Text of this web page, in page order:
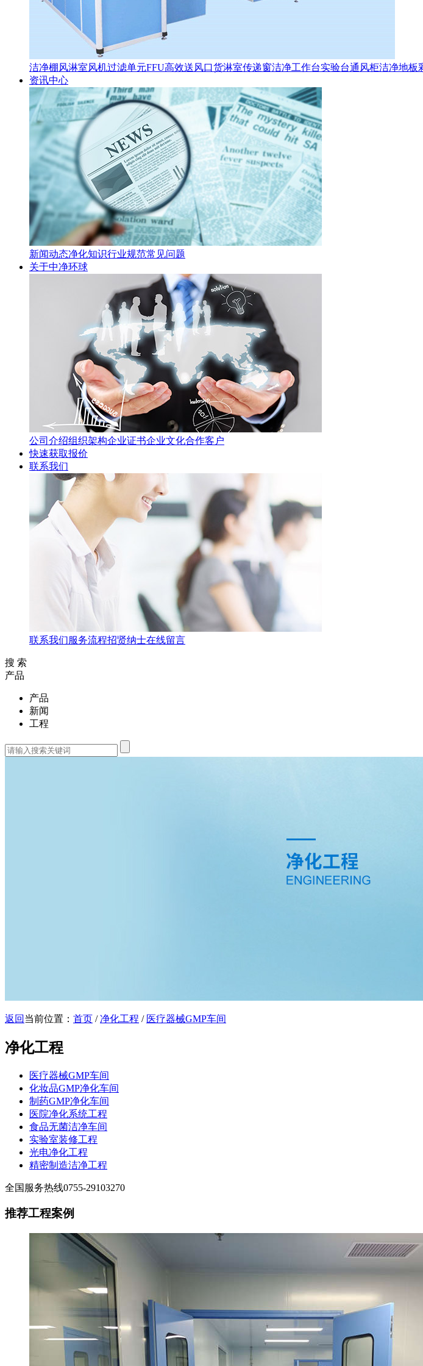
洁净棚 风淋室风机过滤单元FFU高效送风口货淋室传递窗洁净工作台实验台通风柜洁净地板
资讯中心
新闻动态净化知识行业规范常见问题
关于中净环球
公司介绍组织架构企业证书企业文化合作客户
快速获取报价
联系我们
联系我们服务流程招贤纳士在线留言
搜 索
产品
产品
新闻
工程
返回 当前位置： 首页 /净化工程 / 医疗器械GMP车间
净化工程
医疗器械GMP车间
化妆品GMP净化车间
制药GMP净化车间
医院净化系统工程
食品无菌洁净车间
实验室装修工程
光电净化工程
精密制造洁净工程
全国服务热线0755-29103270
推荐工程案例